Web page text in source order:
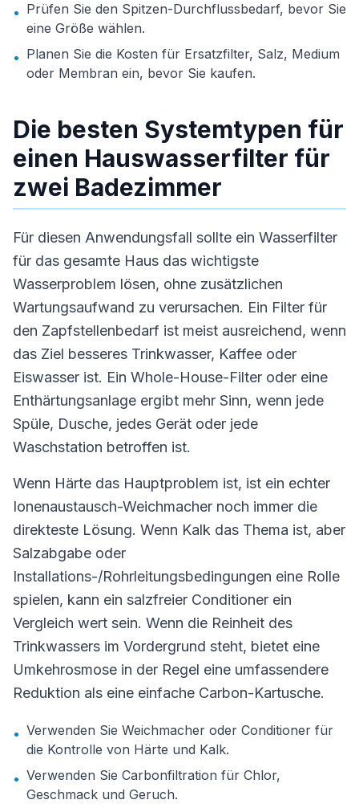
• Prüfen Sie den Spitzen-Durchflussbedarf, bevor Sie
eine Größe wählen.
• Planen Sie die Kosten für Ersatzfilter, Salz, Medium
oder Membran ein, bevor Sie kaufen.
Die besten Systemtypen für
einen Hauswasserfilter für
zwei Badezimmer
Für diesen Anwendungsfall sollte ein Wasserfilter
für das gesamte Haus das wichtigste
Wasserproblem lösen, ohne zusätzlichen
Wartungsaufwand zu verursachen. Ein Filter für
den Zapfstellenbedarf ist meist ausreichend, wenn
das Ziel besseres Trinkwasser, Kaffee oder
Eiswasser ist. Ein Whole-House-Filter oder eine
Enthärtungsanlage ergibt mehr Sinn, wenn jede
Spüle, Dusche, jedes Gerät oder jede
Waschstation betroffen ist.
Wenn Härte das Hauptproblem ist, ist ein echter
Ionenaustausch-Weichmacher noch immer die
direkteste Lösung. Wenn Kalk das Thema ist, aber
Salzabgabe oder
Installations-/Rohrleitungsbedingungen eine Rolle
spielen, kann ein salzfreier Conditioner ein
Vergleich wert sein. Wenn die Reinheit des
Trinkwassers im Vordergrund steht, bietet eine
Umkehrosmose in der Regel eine umfassendere
Reduktion als eine einfache Carbon-Kartusche.
• Verwenden Sie Weichmacher oder Conditioner für
die Kontrolle von Härte und Kalk.
• Verwenden Sie Carbonfiltration für Chlor,
Geschmack und Geruch.